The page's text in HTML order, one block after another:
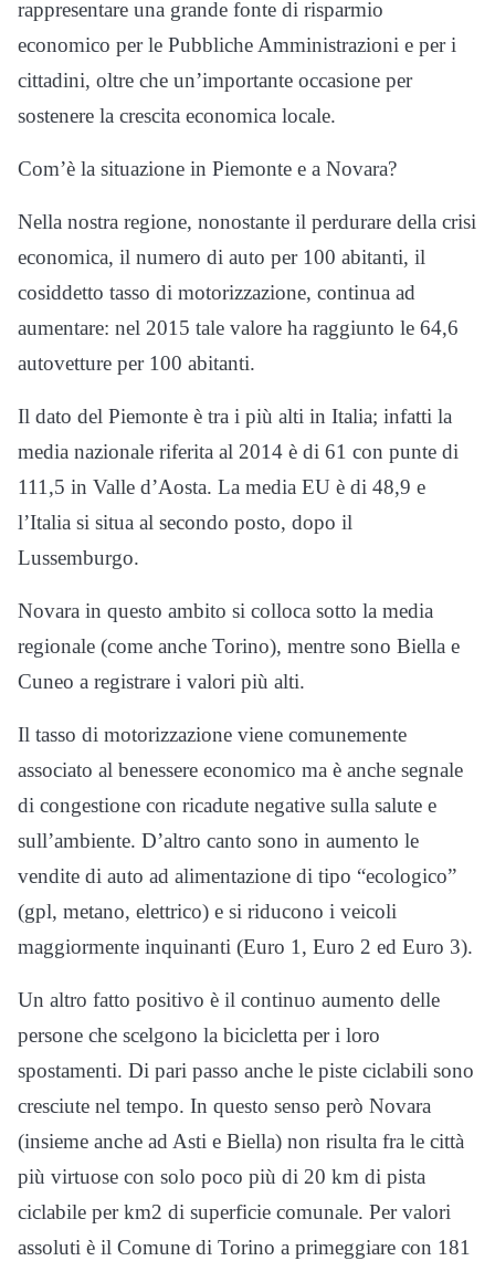
rappresentare una grande fonte di risparmio
economico per le Pubbliche Amministrazioni e per i
cittadini, oltre che un’importante occasione per
sostenere la crescita economica locale.
Com’è la situazione in Piemonte e a Novara?
Nella nostra regione, nonostante il perdurare della crisi
economica, il numero di auto per 100 abitanti, il
cosiddetto tasso di motorizzazione, continua ad
aumentare: nel 2015 tale valore ha raggiunto le 64,6
autovetture per 100 abitanti.
Il dato del Piemonte è tra i più alti in Italia; infatti la
media nazionale riferita al 2014 è di 61 con punte di
111,5 in Valle d’Aosta. La media EU è di 48,9 e
l’Italia si situa al secondo posto, dopo il
Lussemburgo.
Novara in questo ambito si colloca sotto la media
regionale (come anche Torino), mentre sono Biella e
Cuneo a registrare i valori più alti.
Il tasso di motorizzazione viene comunemente
associato al benessere economico ma è anche segnale
di congestione con ricadute negative sulla salute e
sull’ambiente. D’altro canto sono in aumento le
vendite di auto ad alimentazione di tipo “ecologico”
(gpl, metano, elettrico) e si riducono i veicoli
maggiormente inquinanti (Euro 1, Euro 2 ed Euro 3).
Un altro fatto positivo è il continuo aumento delle
persone che scelgono la bicicletta per i loro
spostamenti. Di pari passo anche le piste ciclabili sono
cresciute nel tempo. In questo senso però Novara
(insieme anche ad Asti e Biella) non risulta fra le città
più virtuose con solo poco più di 20 km di pista
ciclabile per km2 di superficie comunale. Per valori
assoluti è il Comune di Torino a primeggiare con 181